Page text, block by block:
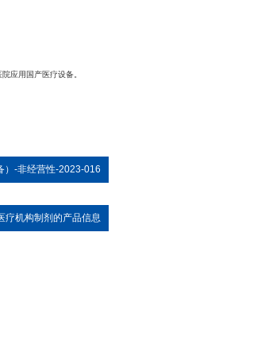
应用国产医疗设备。
）-非经营性-2023-016
疗机构制剂的产品信息